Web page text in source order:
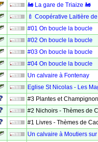
🚂 La gare de Triaize 🚂
🍼 Coopérative Laitière
#01 On boucle la boucle
#02 On boucle la boucle
#03 On boucle la boucle
#04 On boucle la boucle
Un calvaire à Fontenay
Eglise St Nicolas - Les
#3 Plantes et
#2 Nichoirs - Thèmes de
#1 Livres - Thèmes de
Un calvaire à Moutiers